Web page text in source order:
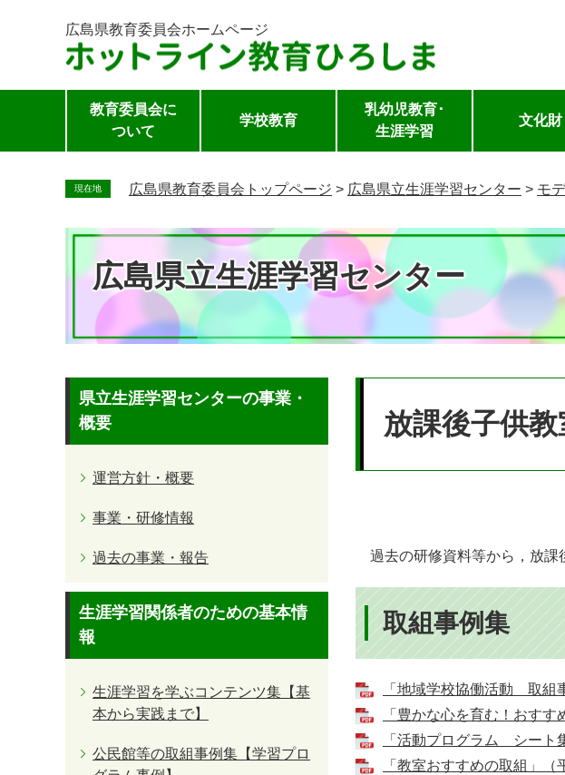
ー
し
広島県教育委員会ホームページ
教育委員会に
ついて
学校教育
乳幼児教育･
生涯学習
文化財
現在地 広島県教育委員会トップページ > 広島県立生涯学習センター > モ
広島県立生涯学習センター
放課後子供
過去の研修資料等から，放課
取組事例集
「地域学校協働活動 取組
「豊かな心を育む！おす
「活動プログラム シート
「教室おすすめの取組」
県立生涯学習センターの事業・
概要
運営方針・概要
事業・研修情報
過去の事業・報告
生涯学習関係者のための基本情
報
生涯学習を学ぶコンテンツ集【基
本から実践まで】
公民館等の取組事例集【学習プロ